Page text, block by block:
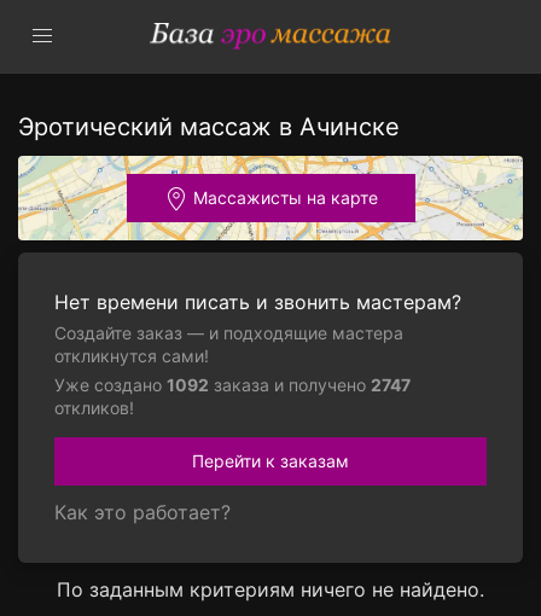
Эротический массаж в Ачинске
Массажисты на карте
Нет времени писать и звонить мастерам?
Создайте заказ — и подходящие мастера
откликнутся сами!
Уже создано 1092 заказа и получено 2747
откликов!
Перейти к заказам
Как это работает?
По заданным критериям ничего не найдено.